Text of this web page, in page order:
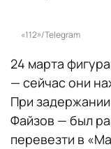
«112»/Telegram
24 марта
— сейчас они
При
Файзов — был
перевезти в